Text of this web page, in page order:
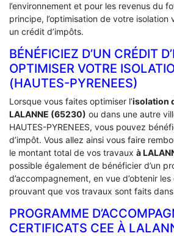
l’environnement et pour les revenus du
principe, l’optimisation de votre isolation
un crédit d’impôts.
BÉNÉFICIEZ D’UN CRÉDIT
OPTIMISER VOTRE
(HAUTES-PYRENEES)
Lorsque vous faites optimiser l’isolation
LALANNE (65230) ou dans une autre
HAUTES-PYRENEES, vous pouvez
d’impôt. Vous allez ainsi vous faire
le montant total de vos travaux à
possible également de bénéficier d’un
d’accompagnement, en vue d’obtenir
prouvant que vos travaux sont faits
PROGRAMME
CERTIFICATS CEE À